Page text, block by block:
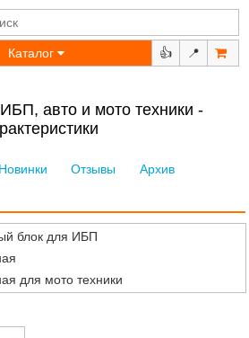
Каталог 👍 📍
авто и мото техники -
Новинки Отзывы
Архив
блок для ИБП
для мото техники